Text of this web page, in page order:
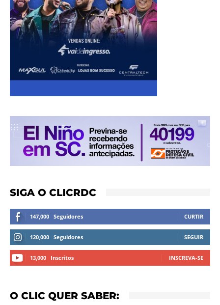
SIGA O CLICRDC
147,000 Seguidores CURTIR
120,000 Seguidores SEGUIR
13,000 Inscritos INSCREVA-SE
O CLIC QUER SABER: